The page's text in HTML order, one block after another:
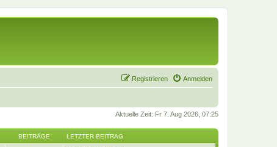
Anmelden
Registrieren
Aktuelle Zeit: Fr 7. Aug 2026, 07:25
BEITRÄGE LETZTER BEITRAG